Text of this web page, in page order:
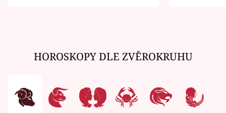
HOROSKOPY DLE ZVĚROKRUHU